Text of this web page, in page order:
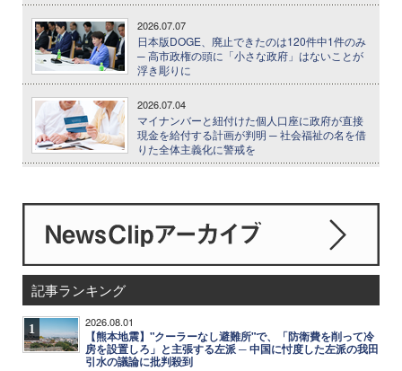
2026.07.07
日本版DOGE、廃止できたのは120件中1件のみ
─ 高市政権の頭に「小さな政府」はないことが
浮き彫りに
2026.07.04
マイナンバーと紐付けた個人口座に政府が直接
現金を給付する計画が判明 ─ 社会福祉の名を借
りた全体主義化に警戒を
記事ランキング
1 2026.08.01
【熊本地震】"クーラーなし避難所"で、「防衛費を削って冷
房を設置しろ」と主張する左派 ─ 中国に忖度した左派の我田
引水の議論に批判殺到